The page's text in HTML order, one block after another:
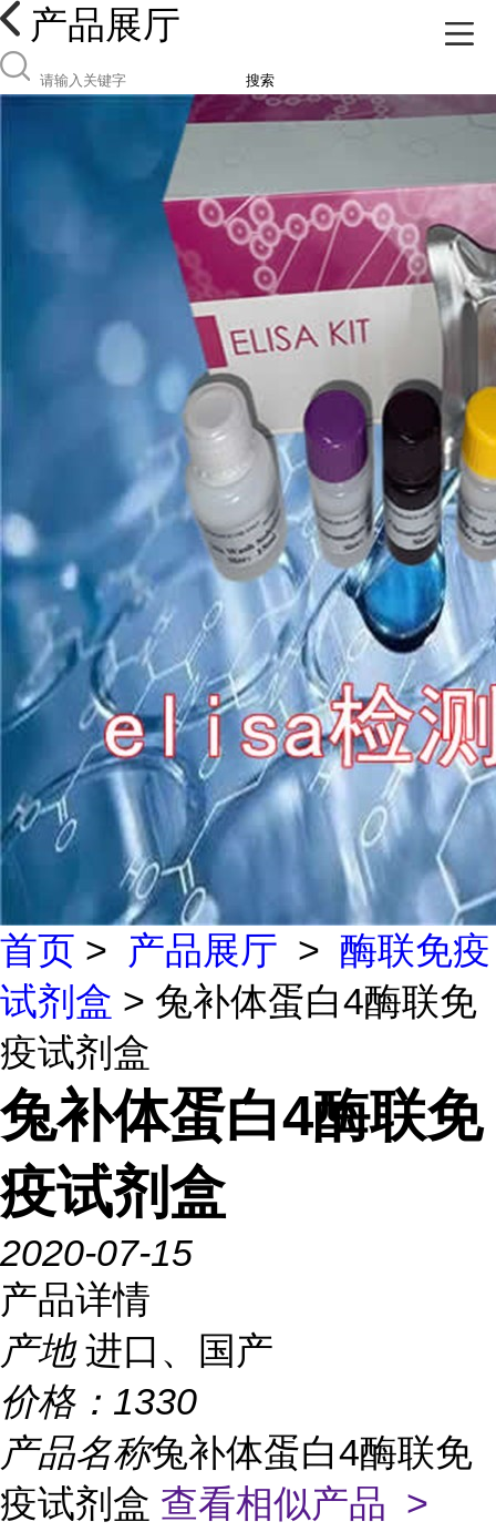
产品展厅
搜索
首页 > 产品展厅 > 酶联免疫
试剂盒 > 兔补体蛋白4酶联免
疫试剂盒
兔补体蛋白4酶联免
疫试剂盒
2020-07-15
产品详情
产地 进口、国产
价格： 1330
产品名称兔补体蛋白4酶联免
疫试剂盒 查看相似产品 >